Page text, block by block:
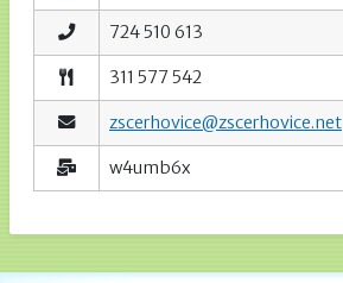
724 510 613
311 577 542
zscerhovice@zscerhovice.net
w4umb6x